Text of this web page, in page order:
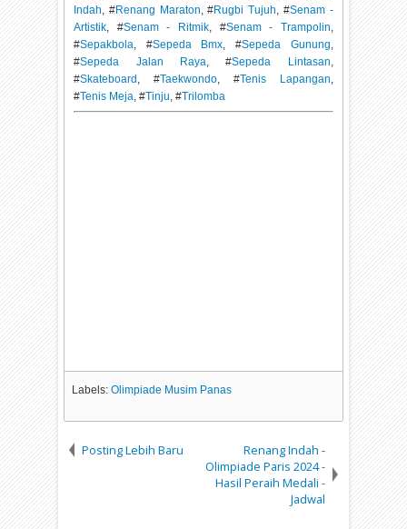
Indah , #Renang Maraton , #Rugbi Tujuh , #Senam -
Artistik , #Senam - Ritmik , #Senam - Trampolin
#Sepakbola , #Sepeda Bmx , #Sepeda Gunung
#Sepeda Jalan Raya , #Sepeda Lintasan
#Skateboard , #Taekwondo , #Tenis Lapangan
#Tenis Meja , #Tinju , #Trilomba
Labels:Olimpiade Musim Panas
Posting Lebih Baru
Renang Indah -
Olimpiade Paris 2024 -
Hasil Peraih Medali -
Jadwal